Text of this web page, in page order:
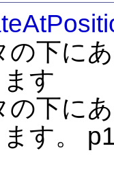
の下に
す
の下に
す。